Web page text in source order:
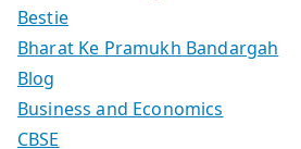
Bestie
Bharat Ke Pramukh Bandargah
Blog
Business and Economics
CBSE